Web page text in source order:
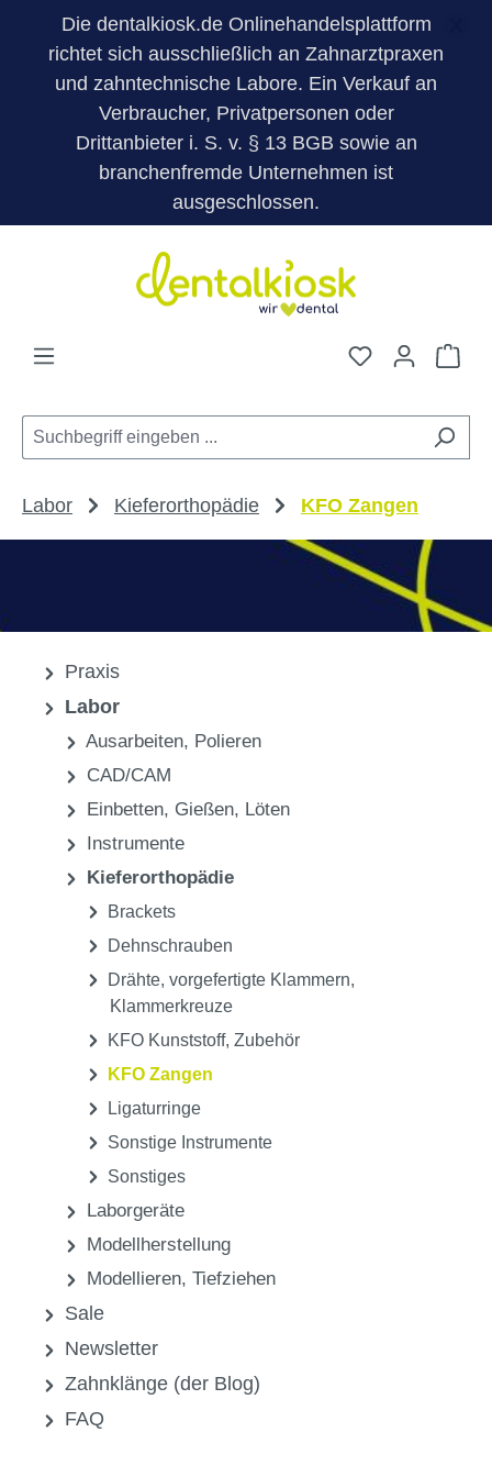
Die dentalkiosk.de Onlinehandelsplattform
richtet sich ausschließlich an Zahnarztpraxen
und zahntechnische Labore. Ein Verkauf an
Verbraucher, Privatpersonen oder
Drittanbieter i. S. v. § 13 BGB sowie an
branchenfremde Unternehmen ist
ausgeschlossen.
Zum Hauptinhalt springen
Du hast 0
Labor Kieferorthopädie KFO Zangen
Praxis
Labor
Ausarbeiten, Polieren
CAD/CAM
Einbetten, Gießen, Löten
Instrumente
Kieferorthopädie
Brackets
Dehnschrauben
Drähte, vorgefertigte Klammern,
Klammerkreuze
KFO Kunststoff, Zubehör
KFO Zangen
Ligaturringe
Sonstige Instrumente
Sonstiges
Laborgeräte
Modellherstellung
Modellieren, Tiefziehen
Sale
Newsletter
Zahnklänge (der Blog)
FAQ